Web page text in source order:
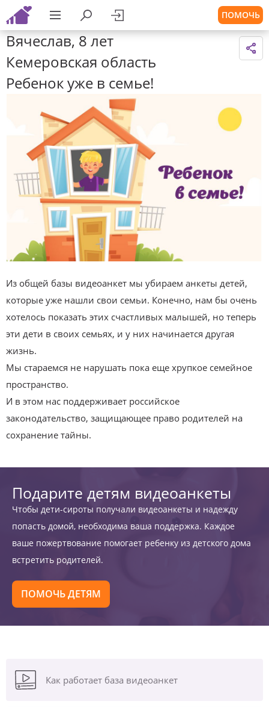
ПОМОЧЬ
Вячеслав, 8 лет
Кемеровская область
Ребенок уже в семье!
Из общей базы видеоанкет мы убираем анкеты детей,
которые уже нашли свои семьи. Конечно, нам бы очень
хотелось показать этих счастливых малышей, но теперь
эти дети в своих семьях, и у них начинается другая
жизнь.
Мы стараемся не нарушать пока еще хрупкое семейное
пространство.
И в этом нас поддерживает российское
законодательство, защищающее право родителей на
сохранение тайны.
Подарите детям видеоанкеты
Чтобы дети-сироты получали видеоанкеты и надежду
попасть домой, необходима ваша поддержка. Каждое
ваше пожертвование помогает ребенку из детского дома
встретить родителей.
ПОМОЧЬ ДЕТЯМ
Как работает база видеоанкет